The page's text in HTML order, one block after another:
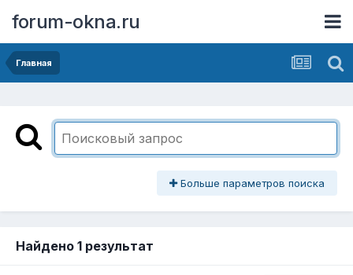
forum-okna.ru
Главная
Больше параметров поиска
Найдено 1 результат